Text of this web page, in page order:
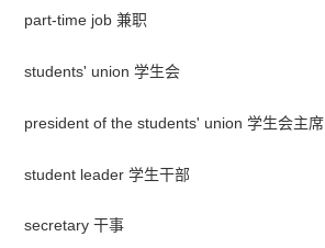
part-time job 兼职
students' union 学生会
president of the students' union 学生会主席
student leader 学生干部
secretary 干事